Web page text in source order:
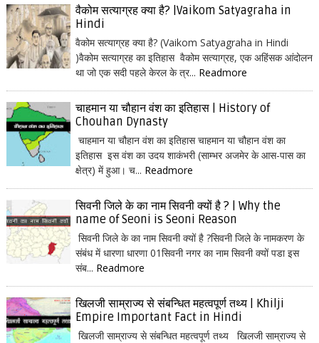
वैकोम सत्याग्रह क्या है? |Vaikom Satyagraha in
Hindi
वैकोम सत्याग्रह क्या है? (Vaikom Satyagraha in Hindi
)वैकोम सत्याग्रह का इतिहास वैकोम सत्याग्रह, एक अहिंसक आंदोलन
था जो एक सदी पहले केरल के त्र... Readmore
चाहमान या चौहान वंश का इतिहास | History of
Chouhan Dynasty
चाहमान या चौहान वंश का इतिहास चाहमान या चौहान वंश का
इतिहास इस वंश का उदय शाकंभरी (साम्भर अजमेर के आस-पास का
क्षेत्र) में हुआ। च... Readmore
सिवनी जिले के का नाम सिवनी क्यों है ? | Why the
name of Seoni is Seoni Reason
सिवनी जिले के का नाम सिवनी क्यों है ?सिवनी जिले के नामकरण के
संबंध में धारणा धारणा 01सिवनी नगर का नाम सिवनी क्यों पडा इस
संब... Readmore
खिलजी साम्राज्य से संबन्धित महत्वपूर्ण तथ्य | Khilji
Empire Important Fact in Hindi
खिलजी साम्राज्य से संबन्धित महत्वपूर्ण तथ्य खिलजी साम्राज्य से